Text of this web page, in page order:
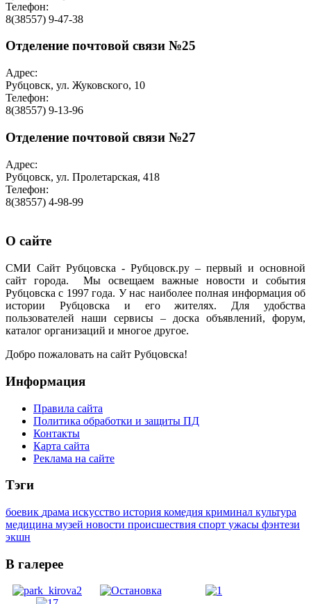
Телефон:
8(38557) 9-47-38
Отделение почтовой связи №25
Адрес:
Рубцовск, ул. Жуковского, 10
Телефон:
8(38557) 9-13-96
Отделение почтовой связи №27
Адрес:
Рубцовск, ул. Пролетарская, 418
Телефон:
8(38557) 4-98-99
О сайте
СМИ Сайт Рубцовска - Рубцовск.ру – первый и основной
сайт города. Мы освещаем важные новости и события
Рубцовска с 1997 года. У нас наиболее полная информация об
истории Рубцовска и его жителях. Для удобства
пользователей наши сервисы – доска объявлений, форум,
каталог организаций и многое другое.
Добро пожаловать на сайт Рубцовска!
Информация
Правила сайта
Политика обработки и защиты ПД
Контакты
Карта сайта
Реклама на сайте
Тэги
боевик драма искусство история комедия криминал культура
медицина музей новости происшествия спорт ужасы фэнтези
экшн
В галерее